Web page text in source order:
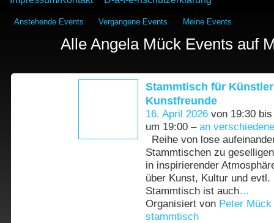
Anstehende Events Vergangene Events Meine Events
Alle Angela Mück Events auf
Stammtisch für
Kunstfreunde
16. April 2026von 19:30
um 19:00 – an
Reihe von lose
Stammtischen zu
in inspirierender
über Kunst, Kultur und evtl.
Stammtisch ist auch…
Organisiert von Peter Mück
stammtisch